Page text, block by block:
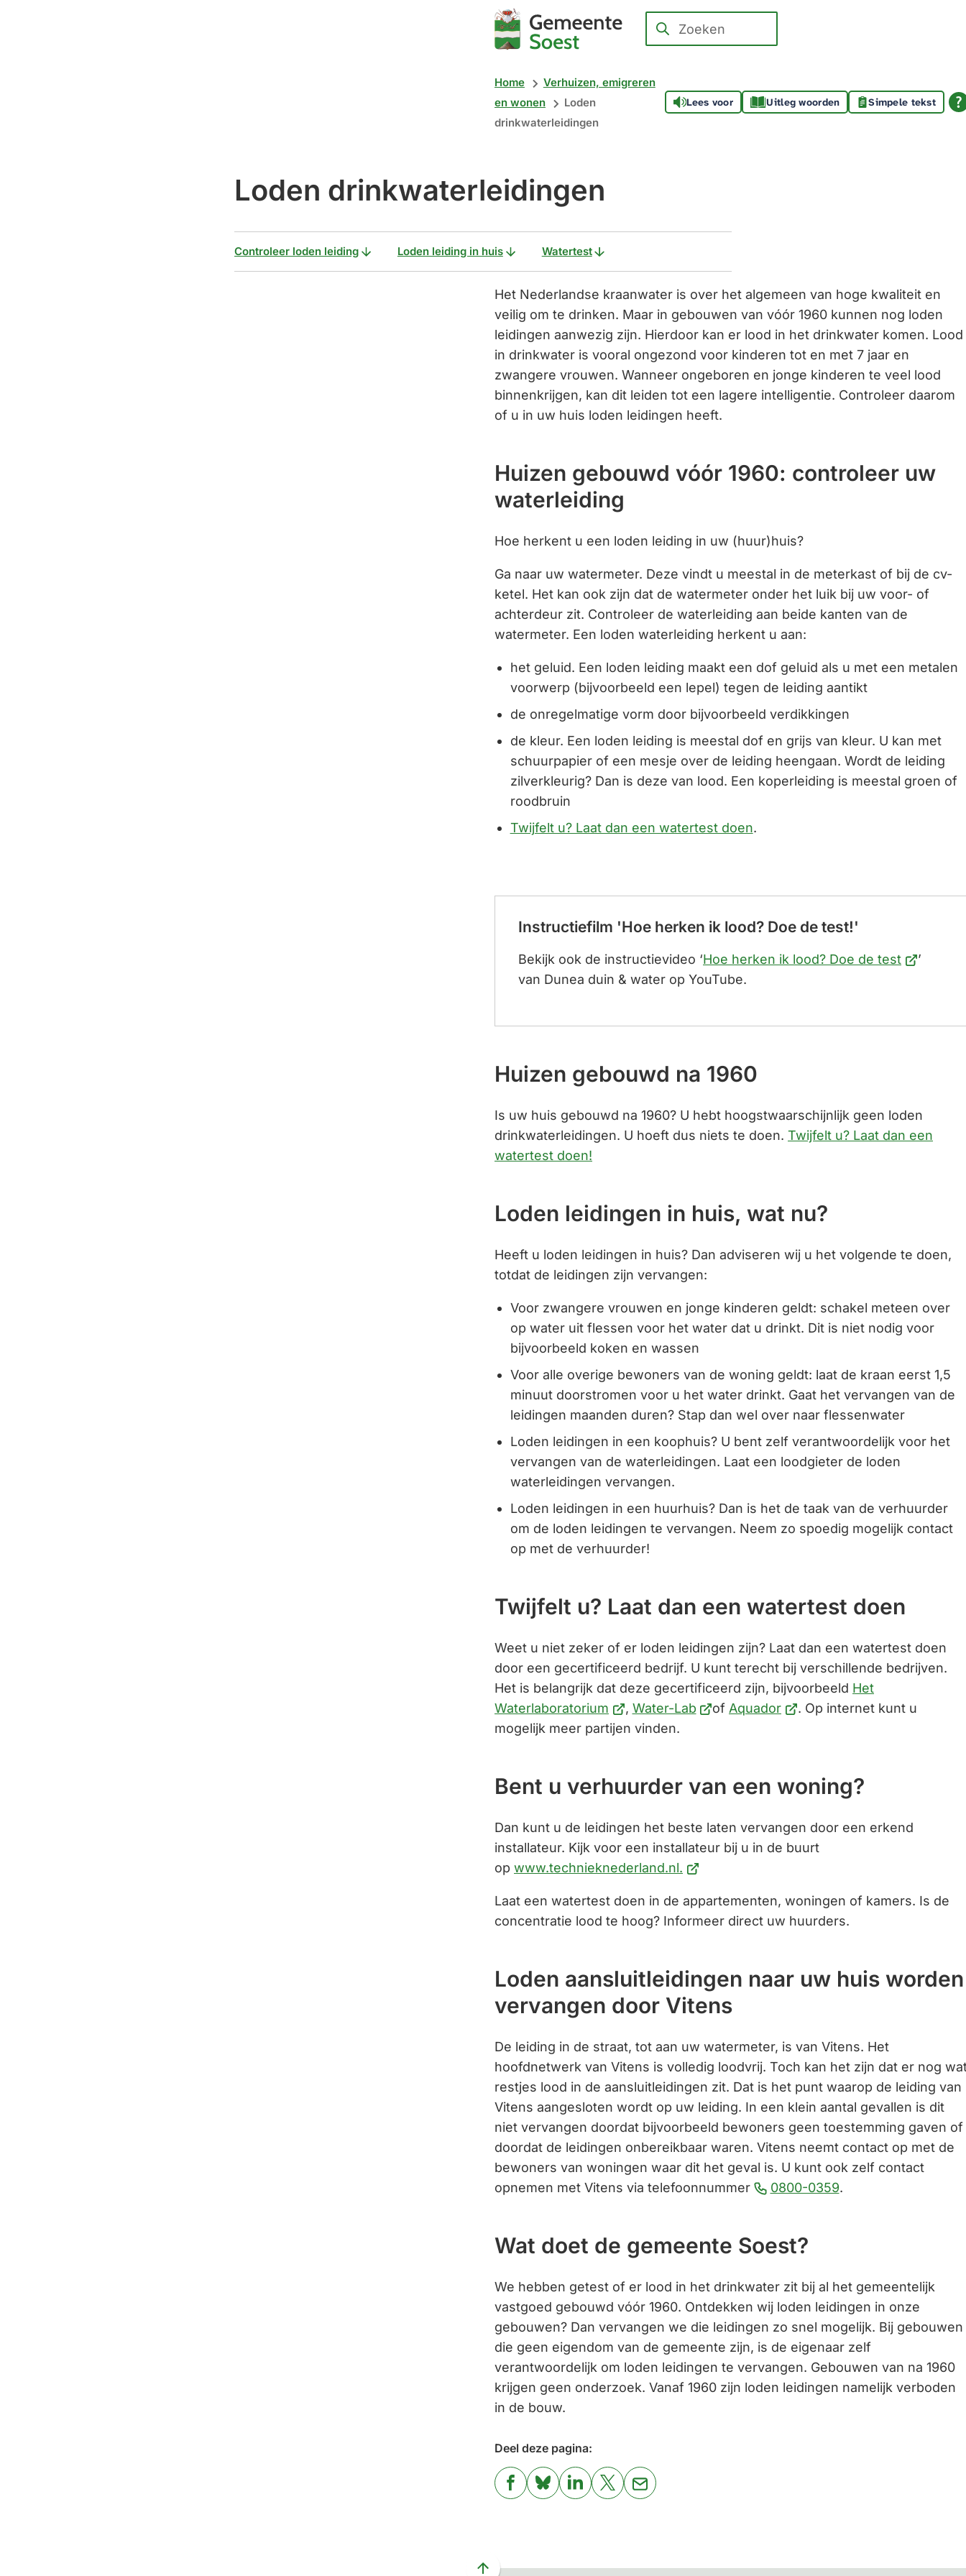
Mijn
Zoeken
Wanneer
beschikbaar
zijn
kun
te
gebruiken.
Gebruik
de
enter-
toets
om
te
Home
Verhuizen, emigreren
en wonen
Loden
drinkwaterleidingen
Lees voor Uitleg woorden Simpele tekst
Loden drinkwaterleidingen
Controleer loden leiding Loden leiding in huis Watertest
Het Nederlandse kraanwater is over het algemeen van hoge kwaliteit en
veilig om te drinken. Maar in gebouwen van vóór 1960 kunnen nog loden
leidingen aanwezig zijn. Hierdoor kan er lood in het drinkwater komen. Lood
in drinkwater is vooral ongezond voor kinderen tot en met 7 jaar en
zwangere vrouwen. Wanneer ongeboren en jonge kinderen te veel lood
binnenkrijgen, kan dit leiden tot een lagere intelligentie. Controleer daarom
of u in uw huis loden leidingen heeft.
Huizen gebouwd vóór 1960: controleer uw
waterleiding
Hoe herkent u een loden leiding in uw (huur)huis?
Ga naar uw watermeter. Deze vindt u meestal in de meterkast of bij de cv-
ketel. Het kan ook zijn dat de watermeter onder het luik bij uw voor- of
achterdeur zit. Controleer de waterleiding aan beide kanten van de
watermeter. Een loden waterleiding herkent u aan:
het geluid. Een loden leiding maakt een dof geluid als u met een metalen
voorwerp (bijvoorbeeld een lepel) tegen de leiding aantikt
de onregelmatige vorm door bijvoorbeeld verdikkingen
de kleur. Een loden leiding is meestal dof en grijs van kleur. U kan met
schuurpapier of een mesje over de leiding heengaan. Wordt de leiding
zilverkleurig? Dan is deze van lood. Een koperleiding is meestal groen of
roodbruin
Twijfelt u? Laat dan een watertest doen.
Instructiefilm 'Hoe herken ik lood? Doe de test!'
Bekijk ook de instructievideo ‘Hoe herken ik lood? Doe de test(Verwijst
’
van Dunea duin & water op YouTube.
Huizen gebouwd na 1960
Is uw huis gebouwd na 1960? U hebt hoogstwaarschijnlijk geen loden
drinkwaterleidingen. U hoeft dus niets te doen. Twijfelt u? Laat dan een
watertest doen!
Loden leidingen in huis, wat nu?
Heeft u loden leidingen in huis? Dan adviseren wij u het volgende te doen,
totdat de leidingen zijn vervangen:
Voor zwangere vrouwen en jonge kinderen geldt: schakel meteen over
op water uit flessen voor het water dat u drinkt. Dit is niet nodig voor
bijvoorbeeld koken en wassen
Voor alle overige bewoners van de woning geldt: laat de kraan eerst 1,5
minuut doorstromen voor u het water drinkt. Gaat het vervangen van de
leidingen maanden duren? Stap dan wel over naar flessenwater
Loden leidingen in een koophuis? U bent zelf verantwoordelijk voor het
vervangen van de waterleidingen. Laat een loodgieter de loden
waterleidingen vervangen.
Loden leidingen in een huurhuis? Dan is het de taak van de verhuurder
om de loden leidingen te vervangen. Neem zo spoedig mogelijk contact
op met de verhuurder!
Twijfelt u? Laat dan een watertest doen
Weet u niet zeker of er loden leidingen zijn? Laat dan een watertest doen
door een gecertificeerd bedrijf. U kunt terecht bij verschillende bedrijven.
Het is belangrijk dat deze gecertificeerd zijn, bijvoorbeeld Het
Waterlaboratorium (Verwijst
naar
website)
, Water-Lab(Verwijst
website)
of Aquador(Verwijst
website)
. Op internet kunt u
mogelijk meer partijen vinden.
Bent u verhuurder van een woning?
Dan kunt u de leidingen het beste laten vervangen door een erkend
installateur. Kijk voor een installateur bij u in de buurt
op www.technieknederland.nl. (Verwijst
een
externe
Laat een watertest doen in de appartementen, woningen of kamers. Is de
concentratie lood te hoog? Informeer direct uw huurders.
Loden aansluitleidingen naar uw huis worden
vervangen door Vitens
De leiding in de straat, tot aan uw watermeter, is van Vitens. Het
hoofdnetwerk van Vitens is volledig loodvrij. Toch kan het zijn dat er nog
restjes lood in de aansluitleidingen zit. Dat is het punt waarop de leiding van
Vitens aangesloten wordt op uw leiding. In een klein aantal gevallen is dit
niet vervangen doordat bijvoorbeeld bewoners geen toestemming gaven of
doordat de leidingen onbereikbaar waren. Vitens neemt contact op met de
bewoners van woningen waar dit het geval is. U kunt ook zelf contact
opnemen met Vitens via telefoonnummer
0800-0359(Verwijst
.
Wat doet de gemeente Soest?
We hebben getest of er lood in het drinkwater zit bij al het gemeentelijk
vastgoed gebouwd vóór 1960. Ontdekken wij loden leidingen in onze
gebouwen? Dan vervangen we die leidingen zo snel mogelijk. Bij gebouwen
die geen eigendom van de gemeente zijn, is de eigenaar zelf
verantwoordelijk om loden leidingen te vervangen. Gebouwen van na 1960
krijgen geen onderzoek. Vanaf 1960 zijn loden leidingen namelijk verboden
in de bouw.
Deel deze pagina:
(Verwijst
website)
(Verwijst
website)
(Verwijst
website)
(Verwijst
website)
(Verwijst
mailadres)